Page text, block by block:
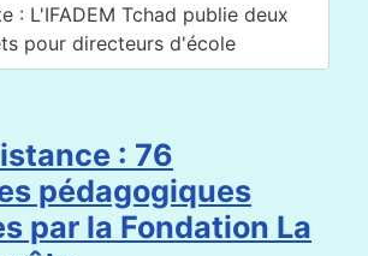
: L'IFADEM Tchad publie deux
pour directeurs d'école
: 76
pédagogiques
par la Fondation La